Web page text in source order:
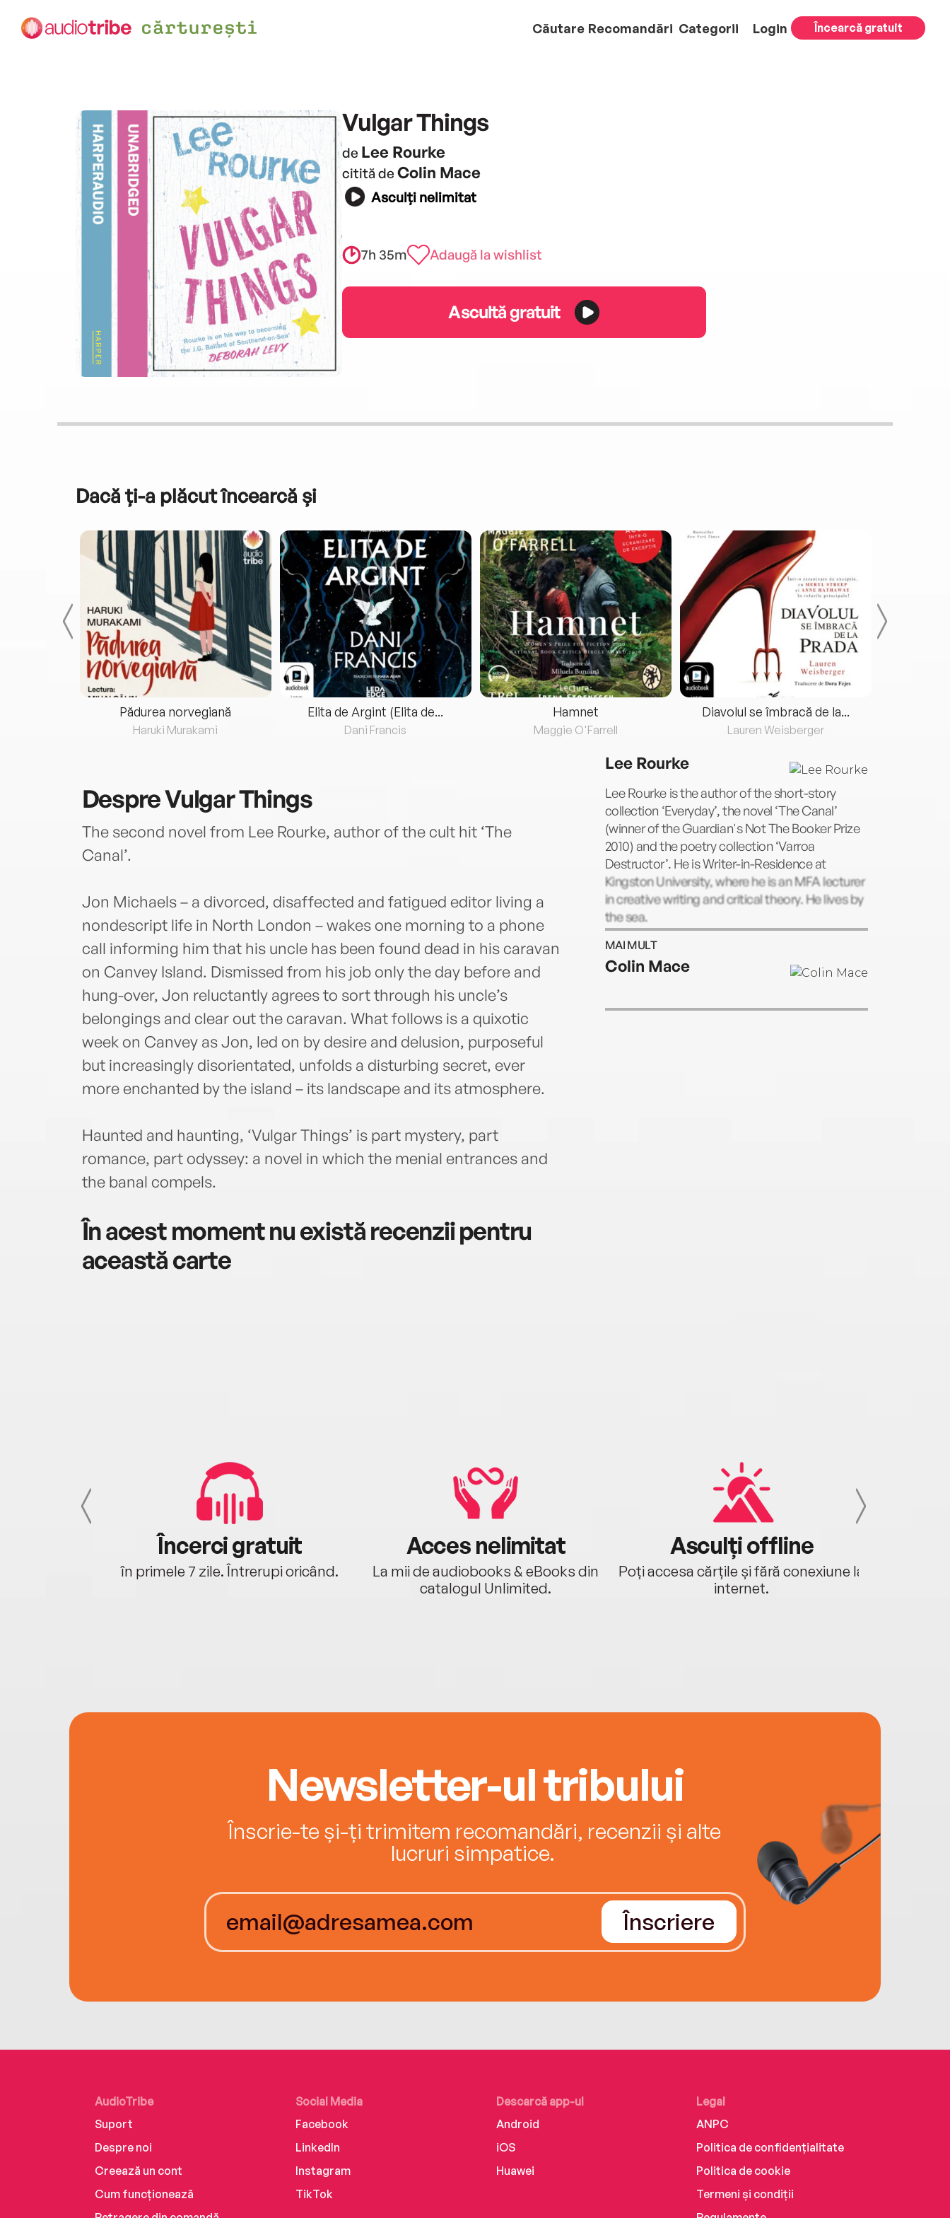
Căutare Recomandări Categorii Login Încearcă gratuit
Vulgar Things
de Lee Rourke
citită de Colin Mace
Asculți nelimitat
7h 35m Adaugă la wishlist
Ascultă gratuit
Dacă ți-a plăcut încearcă și
Pădurea norvegiană
Haruki Murakami
Elita de Argint (Elita de...
Dani Francis
Hamnet
Maggie O'Farrell
Diavolul se îmbracă de la...
Lauren Weisberger
DespreVulgar Things
The second novel from Lee Rourke, author of the cult hit ‘The
Canal’.
Jon Michaels – a divorced, disaffected and fatigued editor living a
nondescript life in North London – wakes one morning to a phone
call informing him that his uncle has been found dead in his caravan
on Canvey Island. Dismissed from his job only the day before and
hung-over, Jon reluctantly agrees to sort through his uncle’s
belongings and clear out the caravan. What follows is a quixotic
week on Canvey as Jon, led on by desire and delusion, purposeful
but increasingly disorientated, unfolds a disturbing secret, ever
more enchanted by the island – its landscape and its atmosphere.
Haunted and haunting, ‘Vulgar Things’ is part mystery, part
romance, part odyssey: a novel in which the menial entrances and
the banal compels.
În acest moment nu există recenzii pentru
această carte
Lee Rourke
Lee Rourke is the author of the short-story
collection ‘Everyday’, the novel ‘The Canal’
(winner of the Guardian's Not The Booker Prize
2010) and the poetry collection ‘Varroa
Destructor’. He is Writer-in-Residence at
Kingston University, where he is an MFA lecturer
in creative writing and critical theory. He lives by
the sea.
MAI MULT
Colin Mace
Încerci gratuit
în primele 7 zile. Întrerupi oricând.
Acces nelimitat
La mii de audiobooks & eBooks din
catalogul Unlimited.
Asculți offline
Poți accesa cărțile și fără conexiune la
internet.
Newsletter-ul tribului
Înscrie-te și-ți trimitem recomandări, recenzii și alte
lucruri simpatice.
Înscriere
AudioTribe
Suport
Despre noi
Creează un cont
Cum funcționează
Social Media
Facebook
LinkedIn
Instagram
TikTok
Descarcă app-ul
Android
iOS
Huawei
Legal
ANPC
Politica de confidențialitate
Politica de cookie
Termeni și condiții